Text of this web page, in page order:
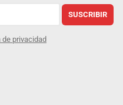
SUSCRIBIR
de privacidad